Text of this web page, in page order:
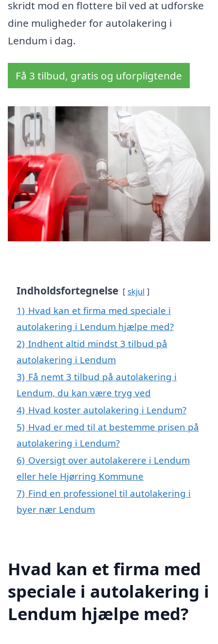
skridt mod en flottere bil ved at udforske
dine muligheder for autolakering i
Lendum i dag.
Få 3 tilbud, gratis og uforpligtende
Indholdsfortegnelse skjul
1) Hvad kan et firma med speciale i
autolakering i Lendum hjælpe med?
2) Indhent altid mindst 3 tilbud på
autolakering i Lendum
3) Få nemt 3 tilbud på autolakering i
Lendum, du kan være tryg ved
4) Hvad koster autolakering i Lendum?
5) Hvad er med til at bestemme prisen på
autolakering i Lendum?
6) Oversigt over autolakerere i Lendum
eller hele Hjørring Kommune
7) Find en professionel til autolakering i
byer nær Lendum
Hvad kan et firma med
speciale i autolakering i
Lendum hjælpe med?